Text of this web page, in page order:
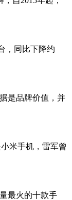
，同比下降约
是品牌价值，并
米手机，雷军曾
最火的十款手